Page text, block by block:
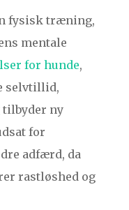
fysisk træning,
mentale
for hunde,
selvtillid,
tilbyder ny
for
adfærd, da
rastløshed og